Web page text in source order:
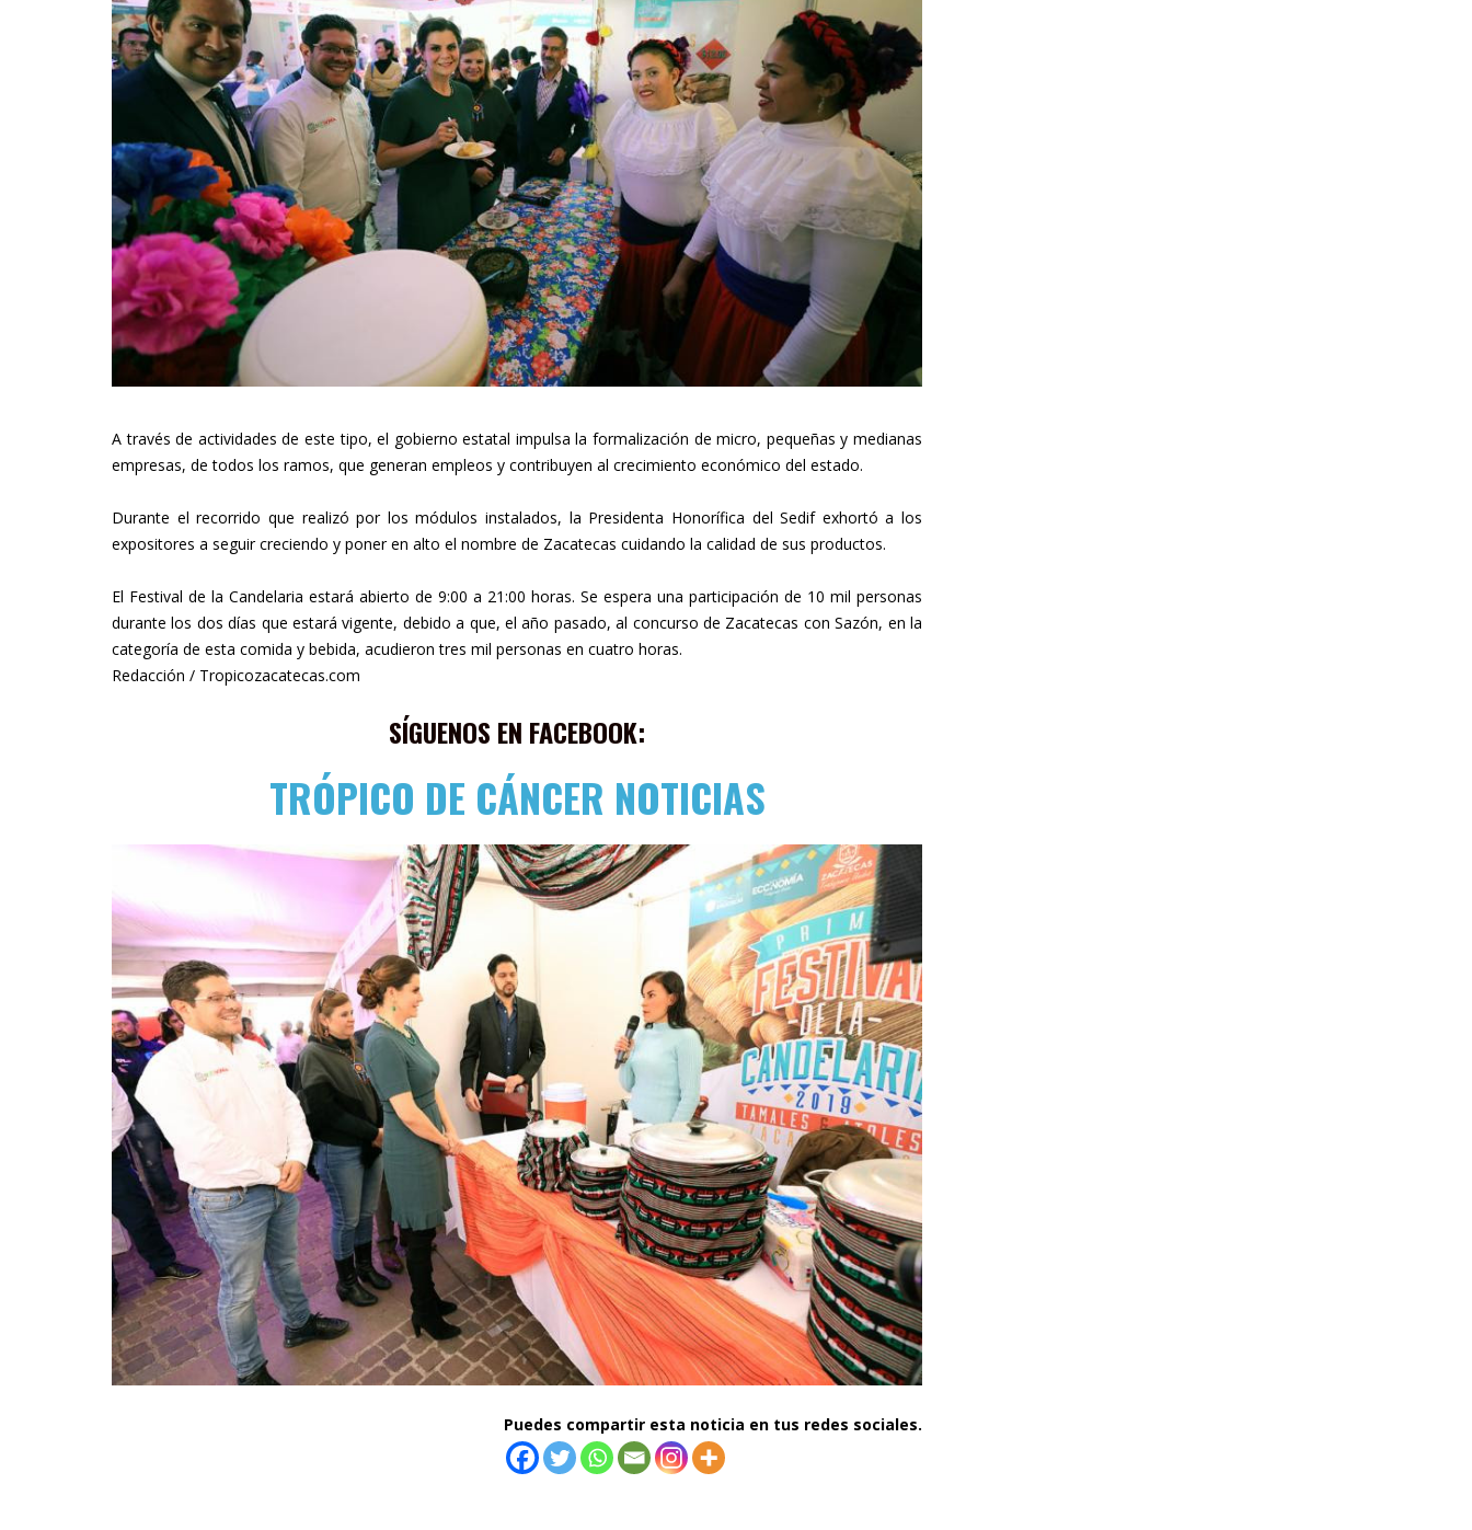
A través de actividades de este tipo, el gobierno estatal impulsa la formalización de micro, pequeñas y medianas
empresas, de todos los ramos, que generan empleos y contribuyen al crecimiento económico del estado.
Durante el recorrido que realizó por los módulos instalados, la Presidenta Honorífica del Sedif exhortó a los
expositores a seguir creciendo y poner en alto el nombre de Zacatecas cuidando la calidad de sus productos.
El Festival de la Candelaria estará abierto de 9:00 a 21:00 horas. Se espera una participación de 10 mil personas
durante los dos días que estará vigente, debido a que, el año pasado, al concurso de Zacatecas con Sazón, en la
categoría de esta comida y bebida, acudieron tres mil personas en cuatro horas.
Redacción / Tropicozacatecas.com
SÍGUENOS EN FACEBOOK:
TRÓPICO DE CÁNCER NOTICIAS
Puedes compartir esta noticia en tus redes sociales.